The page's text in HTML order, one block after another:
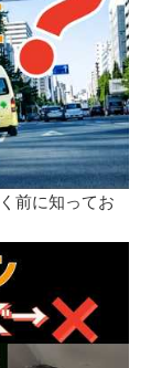
前に知ってお